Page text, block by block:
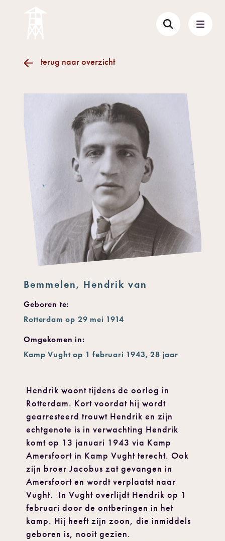
terug naar overzicht
Bemmelen, Hendrik van
Geboren te:
Rotterdam op 29 mei 1914
Omgekomen in:
Kamp Vught op 1 februari 1943, 28 jaar
Hendrik woont tijdens de oorlog in
Rotterdam. Kort voordat hij wordt
gearresteerd trouwt Hendrik en zijn
echtgenote is in verwachting Hendrik
komt op 13 januari 1943 via Kamp
Amersfoort in Kamp Vught terecht. Ook
zijn broer Jacobus zat gevangen in
Amersfoort en wordt verplaatst naar
Vught. In Vught overlijdt Hendrik op 1
februari door de ontberingen in het
kamp. Hij heeft zijn zoon, die inmiddels
geboren is, nooit gezien.